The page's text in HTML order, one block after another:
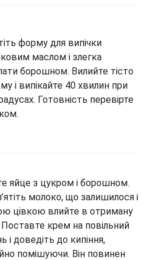
форму для випічки
маслом і злегка
борошном. Вилийте тісто
і випікайте 40 хвилин при
Готовність перевірте
яйце з цукром і борошном.
молоко, що залишилося і
цівкою влийте в отриману
Поставте крем на повільний
і доведіть до кипіння,
помішуючи. Він повинен